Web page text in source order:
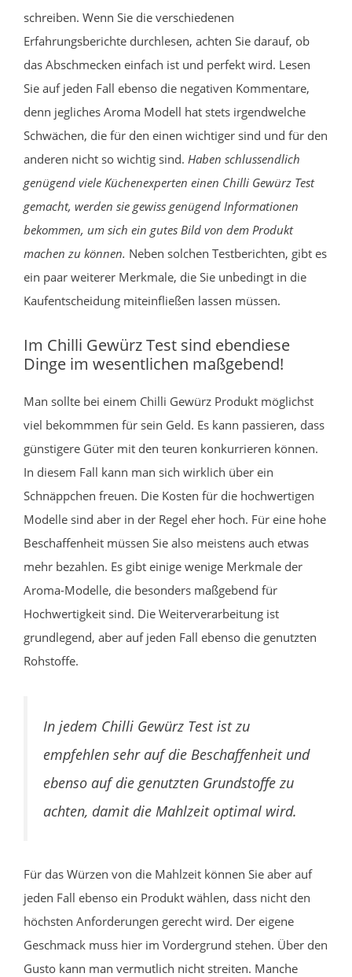
schreiben. Wenn Sie die verschiedenen
Erfahrungsberichte durchlesen, achten Sie darauf, ob
das Abschmecken einfach ist und perfekt wird. Lesen
Sie auf jeden Fall ebenso die negativen Kommentare,
denn jegliches Aroma Modell hat stets irgendwelche
Schwächen, die für den einen wichtiger sind und für den
anderen nicht so wichtig sind. Haben schlussendlich
genügend viele Küchenexperten einen Chilli Gewürz Test
gemacht, werden sie gewiss genügend Informationen
bekommen, um sich ein gutes Bild von dem Produkt
machen zu können. Neben solchen Testberichten, gibt es
ein paar weiterer Merkmale, die Sie unbedingt in die
Kaufentscheidung miteinfließen lassen müssen.
Im Chilli Gewürz Test sind ebendiese
Dinge im wesentlichen maßgebend!
Man sollte bei einem Chilli Gewürz Produkt möglichst
viel bekommmen für sein Geld. Es kann passieren, dass
günstigere Güter mit den teuren konkurrieren können.
In diesem Fall kann man sich wirklich über ein
Schnäppchen freuen. Die Kosten für die hochwertigen
Modelle sind aber in der Regel eher hoch. Für eine hohe
Beschaffenheit müssen Sie also meistens auch etwas
mehr bezahlen. Es gibt einige wenige Merkmale der
Aroma-Modelle, die besonders maßgebend für
Hochwertigkeit sind. Die Weiterverarbeitung ist
grundlegend, aber auf jeden Fall ebenso die genutzten
Rohstoffe.
In jedem Chilli Gewürz Test ist zu
empfehlen sehr auf die Beschaffenheit und
ebenso auf die genutzten Grundstoffe zu
achten, damit die Mahlzeit optimal wird.
Für das Würzen von die Mahlzeit können Sie aber auf
jeden Fall ebenso ein Produkt wählen, dass nicht den
höchsten Anforderungen gerecht wird. Der eigene
Geschmack muss hier im Vordergrund stehen. Über den
Gusto kann man vermutlich nicht streiten. Manche